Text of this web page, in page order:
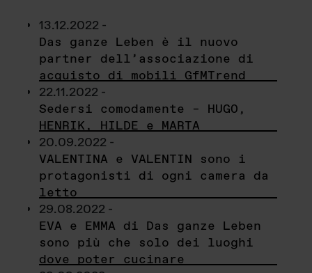
13.12.2022 -
Das ganze Leben è il nuovo
partner dell’associazione di
acquisto di mobili GfMTrend
22.11.2022 -
Sedersi comodamente – HUGO,
HENRIK, HILDE e MARTA
20.09.2022 -
VALENTINA e VALENTIN sono i
protagonisti di ogni camera da
letto
29.08.2022 -
EVA e EMMA di Das ganze Leben
sono più che solo dei luoghi
dove poter cucinare